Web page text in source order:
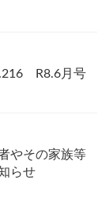
R8.6月号
やその家族等
らせ